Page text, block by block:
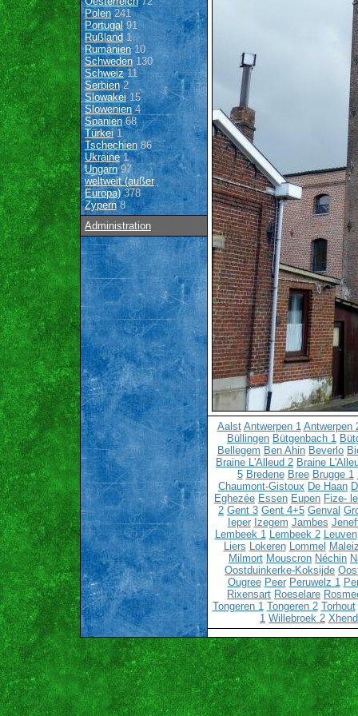
Polen 241
Portugal91
Rußland 1
Rumänien10
Schweden 130
Schweiz11
Serbien2
Slowakei15
Slowenien4
Spanien68
Türkei1
Tschechien 86
Ukraine1
Ungarn97
weltweit (außer
Europa)378
Zypern8
Administration
Aalst Antwerpen 1 Antwerpen
Büllingen Bütgenbach 1
Bellegem Ben Ahin Beverlo
Braine L'Alleud 2 Braine
5 Bredene Bree Brugge 1
Chaumont-Gistoux De Haan
Eghezée Essen Eupen Fize-
2 Gent 3 Gent 4+5 Genval
Ieper Izegem Jambes
Lembeek 1 Lembeek 2 Leuven
Liers Lokeren Lommel
Milmort Mouscron Néchin
Oostduinkerke-Koksijde
Ougree Peer Peruwelz 1
Rixensart Roeselare
Tongeren 1 Tongeren 2 Torhout
1 Willebroek 2